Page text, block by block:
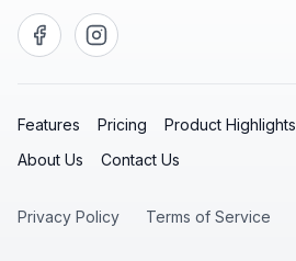
Features Pricing Product Highlights
About Us
Contact Us
Privacy Policy Terms of Service